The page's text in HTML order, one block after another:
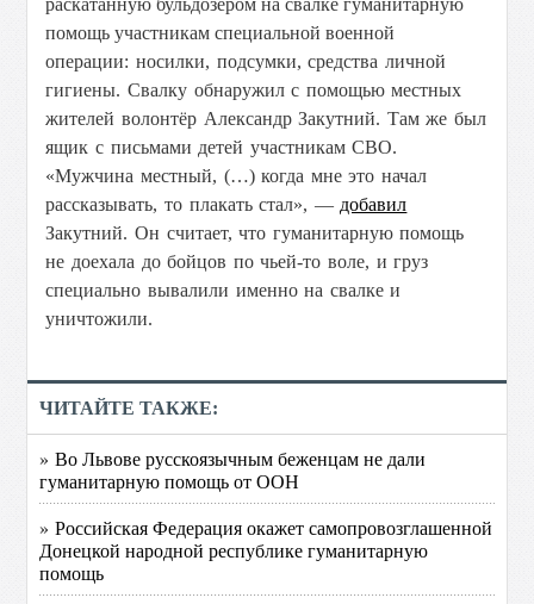
раскатанную бульдозером на свалке гуманитарную
помощь участникам специальной военной
операции: носилки, подсумки, средства личной
гигиены. Свалку обнаружил с помощью местных
жителей волонтёр Александр Закутний. Там же был
ящик с письмами детей участникам СВО.
«Мужчина местный, (…) когда мне это начал
рассказывать, то плакать стал», — добавил
Закутний. Он считает, что гуманитарную помощь
не доехала до бойцов по чьей-то воле, и груз
специально вывалили именно на свалке и
уничтожили.
ЧИТАЙТЕ ТАКЖЕ:
» Во Львове русскоязычным беженцам не дали
гуманитарную помощь от ООН
» Российская Федерация окажет самопровозглашенной
Донецкой народной республике гуманитарную
помощь